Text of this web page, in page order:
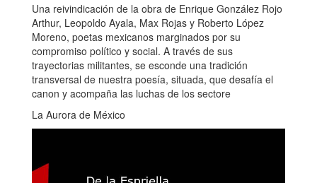
Una reivindicación de la obra de Enrique González Rojo
Arthur, Leopoldo Ayala, Max Rojas y Roberto López
Moreno, poetas mexicanos marginados por su
compromiso político y social. A través de sus
trayectorias militantes, se esconde una tradición
transversal de nuestra poesía, situada, que desafía el
canon y acompaña las luchas de los sectore
La Aurora de México